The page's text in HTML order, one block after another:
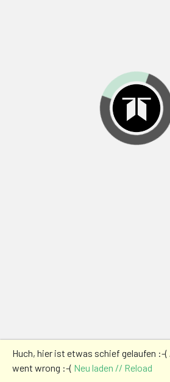
Huch, hier ist etwas schief gelaufen :-
went wrong :-( Neu laden // Reload